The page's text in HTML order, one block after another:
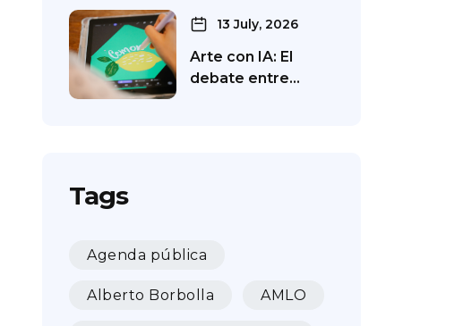
13 July, 2026
Arte con IA: El
debate entre…
Tags
Agenda pública
Alberto Borbolla AMLO